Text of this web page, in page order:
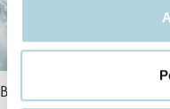
Bio-Peptide Complex